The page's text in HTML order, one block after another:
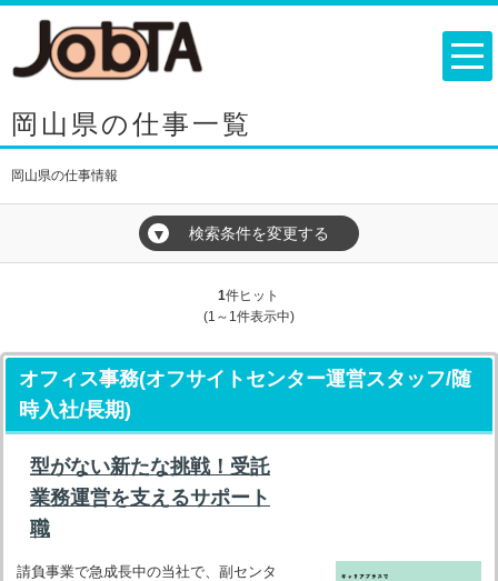
岡山県の仕事一覧
岡山県の仕事情報
▼ 検索条件を変更する
1件ヒット
(1～1件表示中)
オフィス事務(オフサイトセンター運営スタッフ/随
時入社/長期)
型がない新たな挑戦！受託
業務運営を支えるサポート
職
請負事業で急成長中の当社で、副センタ